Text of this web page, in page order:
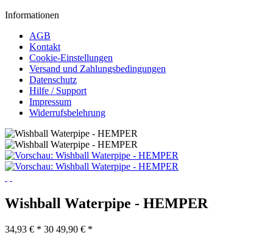
Informationen
AGB
Kontakt
Cookie-Einstellungen
Versand und Zahlungsbedingungen
Datenschutz
Hilfe / Support
Impressum
Widerrufsbelehrung
Wishball Waterpipe - HEMPER
34,93 € * 30 49,90 € *